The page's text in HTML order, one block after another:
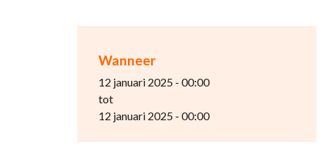
Wanneer
12 januari 2025 - 00:00
tot
12 januari 2025 - 00:00